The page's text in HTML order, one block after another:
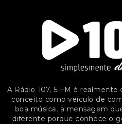
A Rádio 107, 5 FM é
conceito como veículo de
boa música, a mensagem
diferente porque conhece o